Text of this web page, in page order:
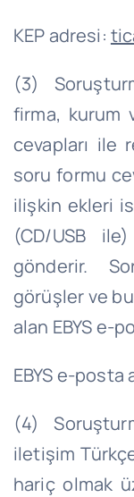
KEP adresi:
(3)
firma, kurum
cevapları ile
soru formu
ilişkin ekleri
(CD/USB
gönderir.
görüşler ve
alan EBYS e-
EBYS e-posta
(4)
iletişim
hariç olmak